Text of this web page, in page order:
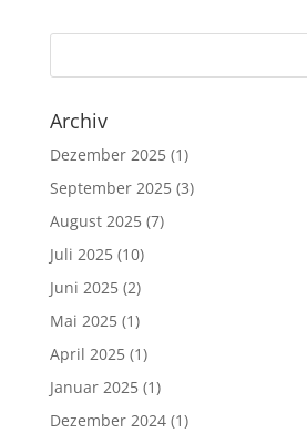
Archiv
Dezember 2025(1)
September 2025(3)
August 2025(7)
Juli 2025(10)
Juni 2025(2)
Mai 2025(1)
April 2025(1)
Januar 2025(1)
Dezember 2024(1)